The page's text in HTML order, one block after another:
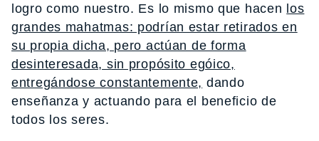
logro como nuestro. Es lo mismo que hacen los
grandes mahatmas: podrían estar retirados en
su propia dicha, pero actúan de forma
desinteresada, sin propósito egóico,
entregándose constantemente, dando
enseñanza y actuando para el beneficio de
todos los seres.